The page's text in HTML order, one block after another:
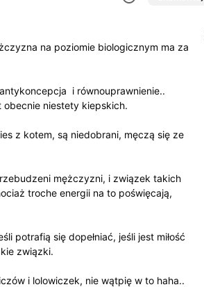
na poziomie biologicznym ma za
i równouprawnienie..
niestety kiepskich.
z kotem, są niedobrani, męczą się ze
mężczyzni, i związek takich
troche energii na to poświęcają,
potrafią się dopełniać, jeśli jest miłość
związki.
i lolowiczek, nie wątpię w to haha..